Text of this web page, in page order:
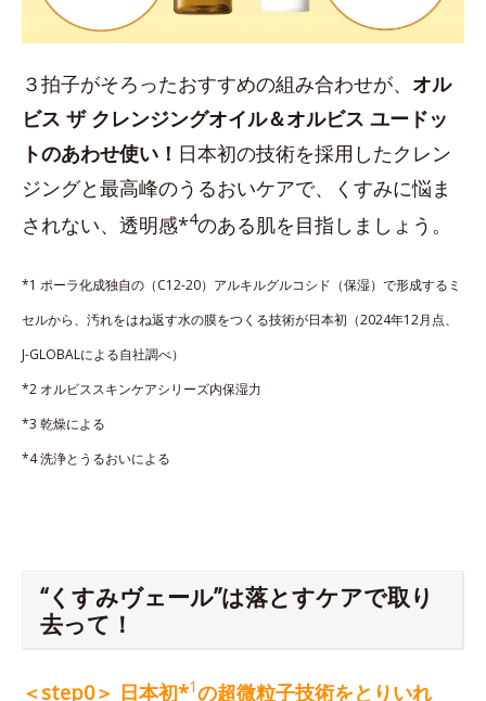
３拍子がそろったおすすめの組み合わせが、 オル
ビス ザ クレンジングオイル＆オルビス ユードッ
トのあわせ使い！ 日本初の技術を採用したクレン
ジングと最高峰のうるおいケアで、くすみに悩ま
されない、透明感*4のある肌を目指しましょう。
*1 ポーラ化成独自の（C12-20）アルキルグルコシド（保湿）で形成するミ
セルから、汚れをはね返す水の膜をつくる技術が日本初（2024年12月点、
J-GLOBALによる自社調べ）
*2 オルビススキンケアシリーズ内保湿力
*3 乾燥による
*4 洗浄とうるおいによる
“くすみヴェール”は落とすケアで取り
去って！
＜step0＞ 日本初*1の超微粒子技術をとりいれ